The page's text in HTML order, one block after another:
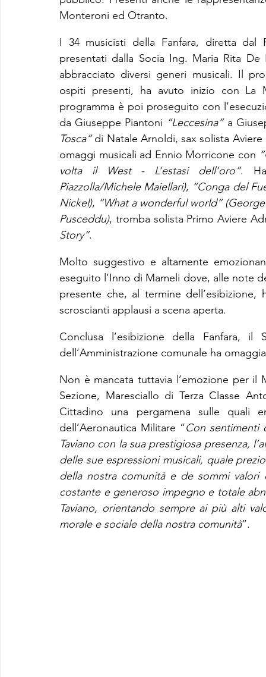
Monteroni ed Otranto.
I 34 musicisti della Fanfara, diretta dal
presentati dalla Socia Ing. Maria Rita
abbracciato diversi generi musicali. Il
ospiti presenti, ha avuto inizio con La
programma è poi proseguito con
da Giuseppe Piantoni “Leccesina” a
Tosca” di Natale Arnoldi, sax solista
omaggi musicali ad Ennio Morricone con
volta il West - L’estasi dell’oro”.
Piazzolla/Michele Maiellari), “Conga del
Nickel), “What a wonderful world”
Pusceddu), tromba solista Primo Aviere
Story”.
Molto suggestivo e altamente
eseguito l’Inno di Mameli dove, alle note
presente che, al termine
scroscianti applausi a scena aperta.
Conclusa l’esibizione della Fanfara,
dell’Amministrazione comunale ha
Non è mancata tuttavia l’emozione per
Sezione, Maresciallo di Terza Classe
Cittadino una pergamena sulle quali
dell’Aeronautica Militare “Con sentimenti
Taviano con la sua prestigiosa presenza,
delle sue espressioni musicali, quale
della nostra comunità e de sommi valori
costante e generoso impegno e totale
Taviano, orientando sempre ai più alti
morale e sociale della nostra comunità”.